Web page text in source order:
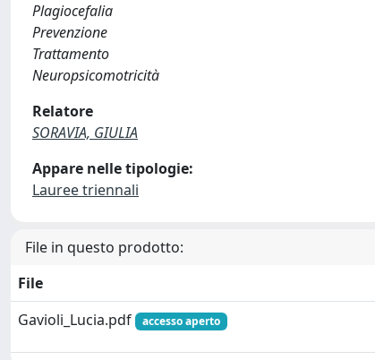
Plagiocefalia
Prevenzione
Trattamento
Neuropsicomotricità
Relatore
SORAVIA, GIULIA
Appare nelle tipologie:
Lauree triennali
File in questo prodotto:
File
Gavioli_Lucia.pdf
accesso aperto